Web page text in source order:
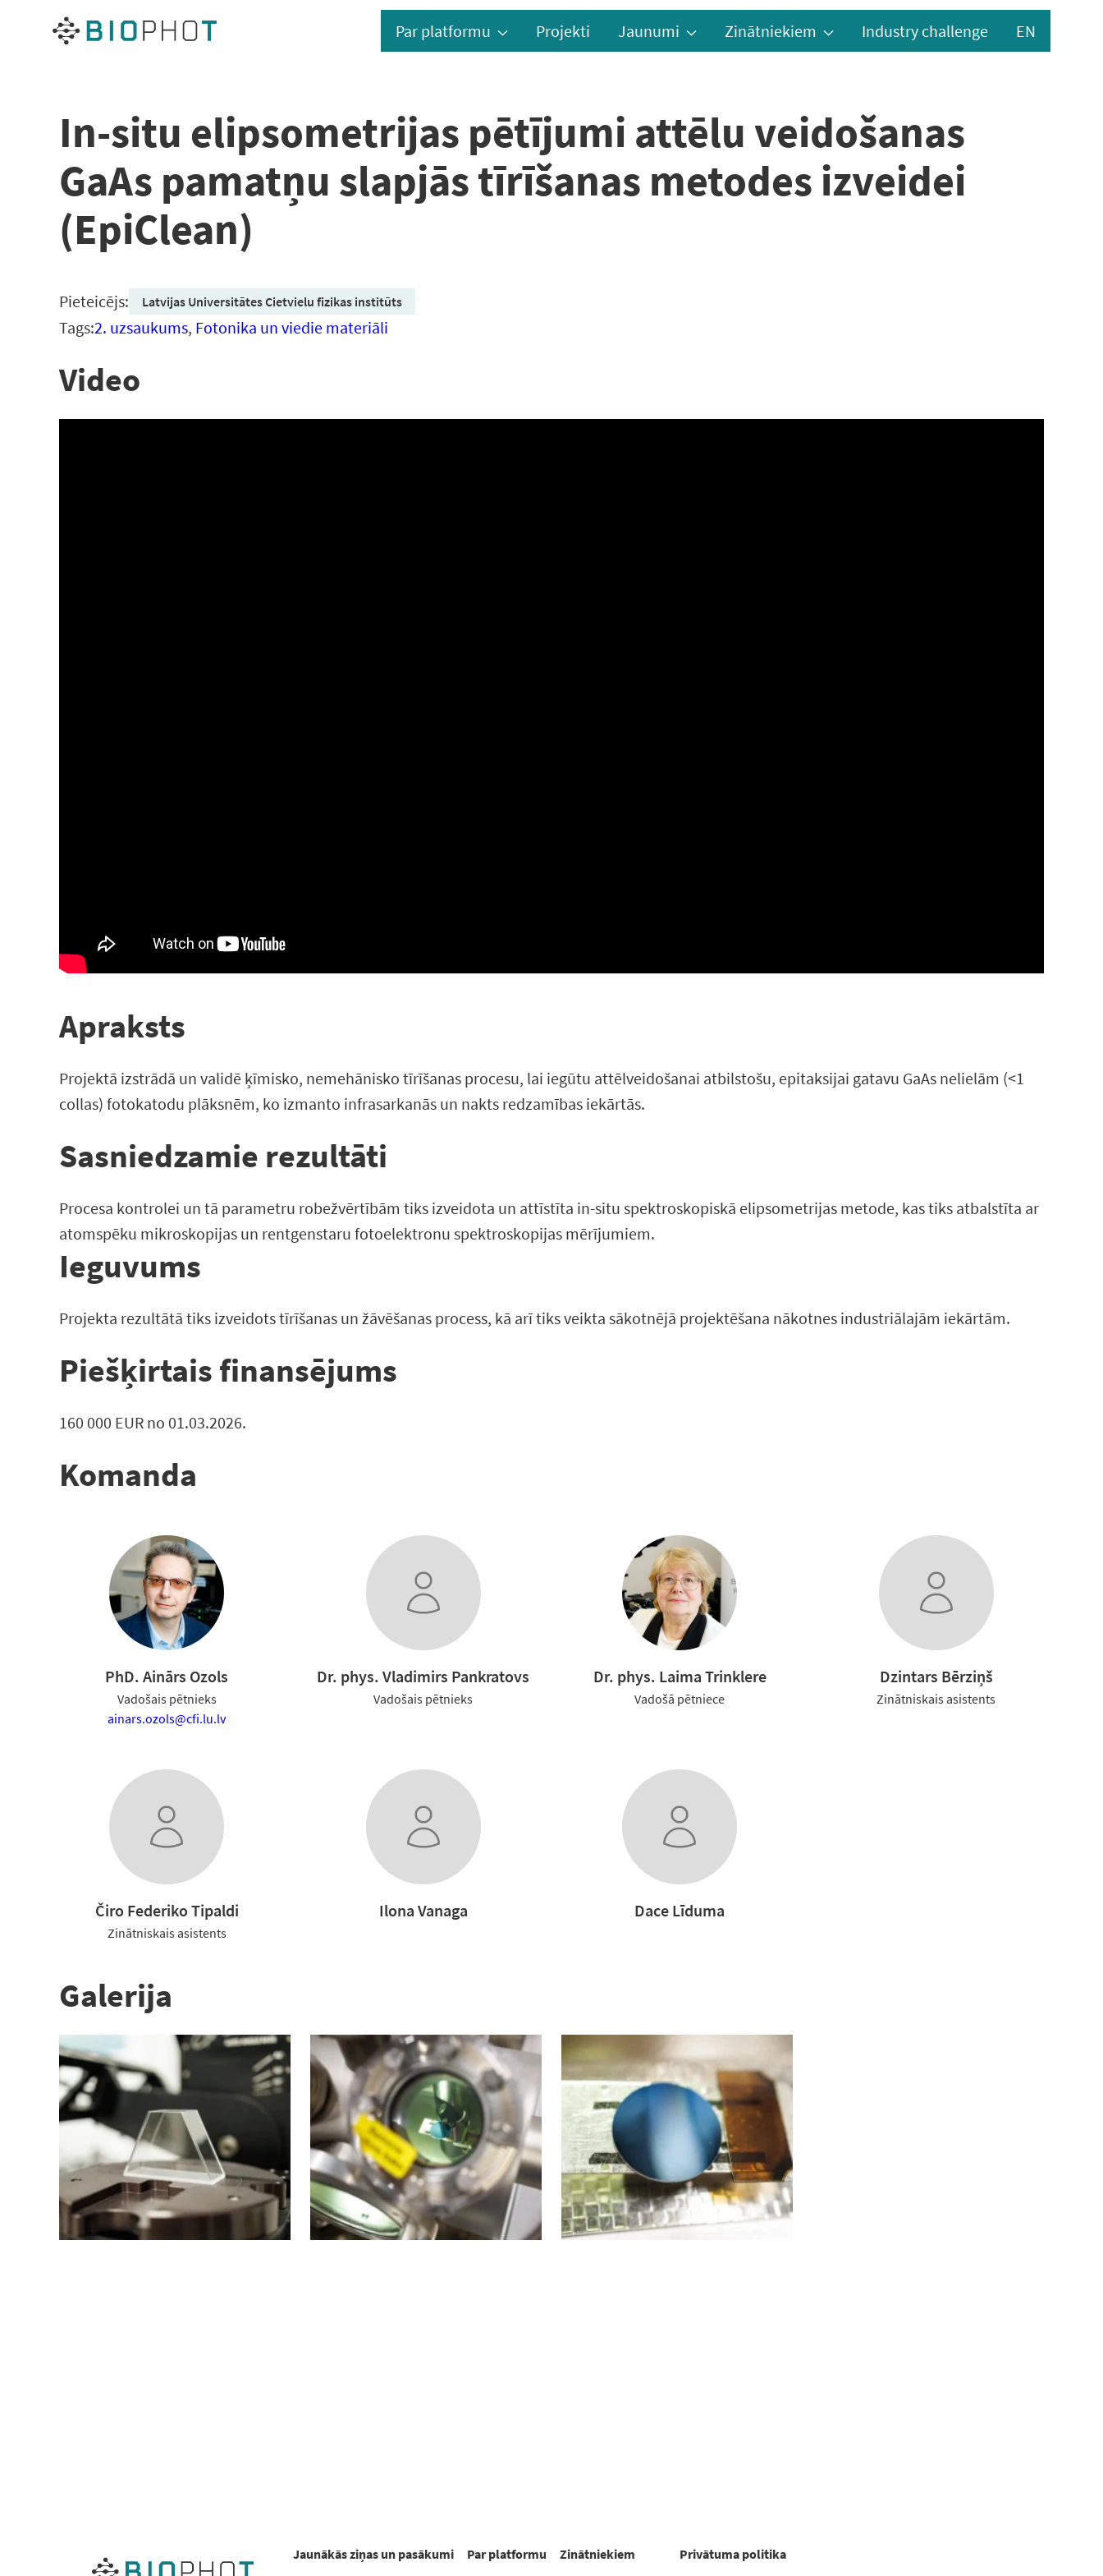
Par platformu Projekti Jaunumi Zinātniekiem Industry challenge EN
In-situ elipsometrijas pētījumi attēlu veidošanas
GaAs pamatņu slapjās tīrīšanas metodes izveidei
(EpiClean)
Pieteicējs: Latvijas Universitātes Cietvielu fizikas institūts
Tags:2. uzsaukums, Fotonika un viedie materiāli
Video
Apraksts
Projektā izstrādā un validē ķīmisko, nemehānisko tīrīšanas procesu, lai iegūtu attēlveidošanai atbilstošu, epitaksijai gatavu GaAs nelielām (<1
collas) fotokatodu plāksnēm, ko izmanto infrasarkanās un nakts redzamības iekārtās.
Sasniedzamie rezultāti
Procesa kontrolei un tā parametru robežvērtībām tiks izveidota un attīstīta in-situ spektroskopiskā elipsometrijas metode, kas tiks atbalstīta ar
atomspēku mikroskopijas un rentgenstaru fotoelektronu spektroskopijas mērījumiem.
Ieguvums
Projekta rezultātā tiks izveidots tīrīšanas un žāvēšanas process, kā arī tiks veikta sākotnējā projektēšana nākotnes industriālajām iekārtām.
Piešķirtais finansējums
160 000 EUR no 01.03.2026.
Komanda
PhD. Ainārs Ozols
Vadošais pētnieks
ainars.ozols@cfi.lu.lv
Dr. phys. Vladimirs Pankratovs
Vadošais pētnieks
Dr. phys. Laima Trinklere
Vadošā pētniece
Dzintars Bērziņš
Zinātniskais asistents
Čiro Federiko Tipaldi
Zinātniskais asistents
Ilona Vanaga Dace Līduma
Galerija
Jaunākās ziņas un pasākumi
Par platformu
Zinātniekiem
Privātuma politika